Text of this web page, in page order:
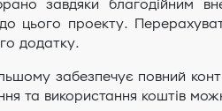
завдяки благодійним
цього проекту.
додатку.
забезпечує повний
та використання коштів